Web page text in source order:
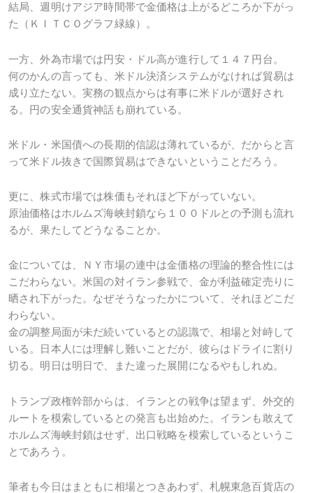
結局、週明けアジア時間帯で金価格は上がるどころか下がっ
た（ＫＩＴＣＯグラフ緑線）。
一方、外為市場では円安・ドル高が進行して１４７円台。
何のかんの言っても、米ドル決済システムがなければ貿易は
成り立たない。実務の観点からは有事に米ドルが選好され
る。円の安全通貨神話も崩れている。
米ドル・米国債への長期的信認は薄れているが、だからと言
って米ドル抜きで国際貿易はできないということだろう。
更に、株式市場では株価もそれほど下がっていない。
原油価格はホルムズ海峡封鎖なら１００ドルとの予測も流れ
るが、果たしてどうなることか。
金については、ＮＹ市場の連中は金価格の理論的整合性には
こだわらない。米国の対イラン参戦で、金が利益確定売りに
晒され下がった。なぜそうなったかについて、それほどこだ
わらない。
金の調整局面が未だ続いているとの認識で、相場と対峙して
いる。日本人には理解し難いことだが、彼らはドライに割り
切る。明日は明日で、また違った展開になるやもしれぬ。
トランプ政権幹部からは、イランとの戦争は望まず、外交的
ルートを模索しているとの発言も出始めた。イランも敢えて
ホルムズ海峡封鎖はせず、出口戦略を模索しているというこ
とであろう。
筆者も今日はまともに相場とつきあわず、札幌東急百貨店の